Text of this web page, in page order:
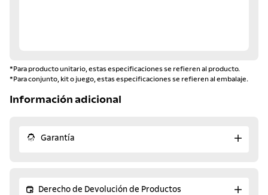
*Para producto unitario, estas especificaciones se refieren al producto.
*Para conjunto, kit o juego, estas especificaciones se refieren al embalaje.
Información adicional
Garantía
Derecho de Devolución de Productos